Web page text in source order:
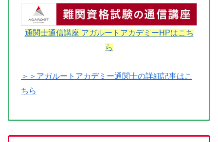
通関士通信講座 アガルートアカデミーHPはこち
ら
＞＞アガルートアカデミー通関士の詳細記事はこ
ちら